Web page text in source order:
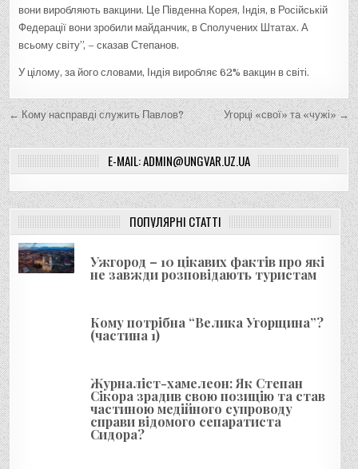
вони виробляють вакцини. Це Південна Корея, Індія, в Російській
Федерації вони зробили майданчик, в Сполучених Штатах. А
всьому світу”, – сказав Степанов.
У цілому, за його словами, Індія виробляє 62% вакцин в світі.
Н
а
в
і
г
а
ц
і
я
з
а
п
и
с
і
в
Угорці «свої» та «чужі» →
← Кому насправді служить Павлов?
E-MAIL: ADMIN@UNGVAR.UZ.UA
ПОПУЛЯРНІ СТАТТІ
Ужгород – 10 цікавих фактів про які
не завжди розповідають туристам
Кому потрібна “Велика Угорщина”?
(частина 1)
Журналіст-хамелеон: Як Степан
Сікора зрадив свою позицію та став
частиною медійного супроводу
справи відомого сепаратиста
Сидора?